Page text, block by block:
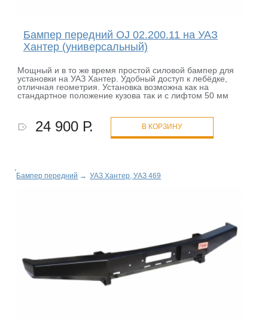
Бампер передний OJ 02.200.11 на УАЗ
Хантер (универсальный)
Мощный и в то же время простой силовой бампер для
установки на УАЗ Хантер. Удобный доступ к лебёдке,
отличная геометрия. Установка возможна как на
стандартное положение кузова так и с лифтом 50 мм
24 900 Р. В КОРЗИНУ
Бампер передний → УАЗ Хантер, УАЗ 469